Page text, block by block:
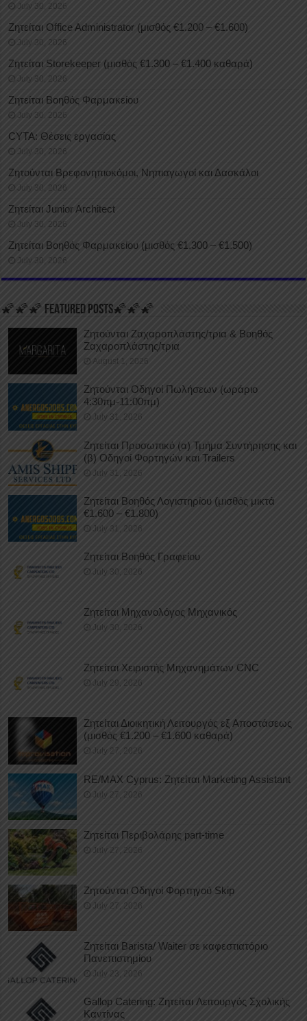
July 30, 2026
Ζητείται Office Administrator (μισθός €1.200 – €1.600)
July 30, 2026
Ζητείται Storekeeper (μισθός €1.300 – €1.400 καθαρά)
July 30, 2026
Ζητείται Βοηθός Φαρμακείου
July 30, 2026
CYTA: Θέσεις εργασίας
July 30, 2026
Ζητούνται Βρεφονηπιοκόμοι, Νηπιαγωγοί και Δασκάλοι
July 30, 2026
Ζητείται Junior Architect
July 30, 2026
Ζητείται Βοηθός Φαρμακείου (μισθός €1.300 – €1.500)
July 30, 2026
🌠🌠🌠 FEATURED POSTS🌠🌠🌠
Ζητούνται Ζαχαροπλάστης/τρια & Βοηθός
Ζαχαροπλάστης/τρια
August 1, 2026
Ζητούνται Οδηγοί Πωλήσεων (ωράριο
4:30πμ-11:00πμ)
July 31, 2026
Ζητείται Προσωπικό (α) Τμήμα Συντήρησης και
(β) Οδηγοί Φορτηγών και Trailers
July 31, 2026
Ζητείται Βοηθός Λογιστηρίου (μισθός μικτά
€1.600 – €1.800)
July 31, 2026
Ζητείται Βοηθός Γραφείου
July 30, 2026
Ζητείται Μηχανολόγος Μηχανικός
July 30, 2026
Ζητείται Χειριστής Μηχανημάτων CNC
July 29, 2026
Ζητείται Διοικητική Λειτουργός εξ Αποστάσεως
(μισθός €1.200 – €1.600 καθαρά)
July 27, 2026
RE/MAX Cyprus: Ζητείται Marketing Assistant
July 27, 2026
Ζητείται Περιβολάρης part-time
July 27, 2026
Ζητούνται Οδηγοί Φορτηγού Skip
July 27, 2026
Ζητείται Barista/ Waiter σε καφεστιατόριο
Πανεπιστημίου
July 23, 2026
Gallop Catering: Ζητείται Λειτουργός Σχολικής
Καντίνας